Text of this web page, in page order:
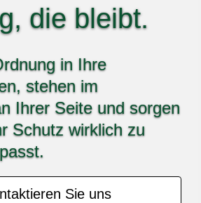
die bleibt.
in Ihre
stehen im
Ihrer Seite und sorgen
Schutz wirklich zu
Sie uns